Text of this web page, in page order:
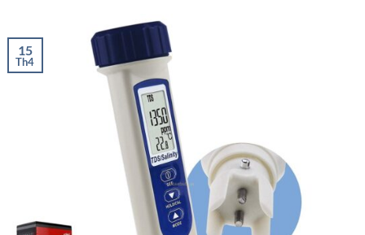
15
Th4